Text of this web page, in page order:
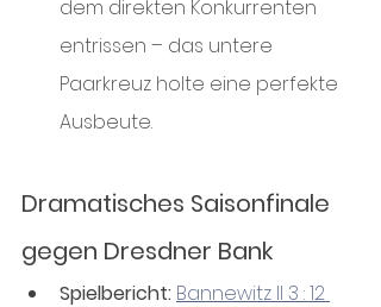
dem direkten Konkurrenten
entrissen – das untere
Paarkreuz holte eine perfekte
Ausbeute.
Dramatisches Saisonfinale
gegen Dresdner Bank
Spielbericht: Bannewitz II 3 : 12